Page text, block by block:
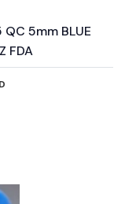
QC 5mm BLUE
FDA